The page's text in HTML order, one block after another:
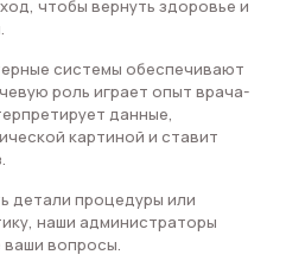
чтобы вернуть здоровье и
системы обеспечивают
роль играет опыт врача-
данные,
картиной и ставит
детали процедуры или
наши администраторы
ваши вопросы.